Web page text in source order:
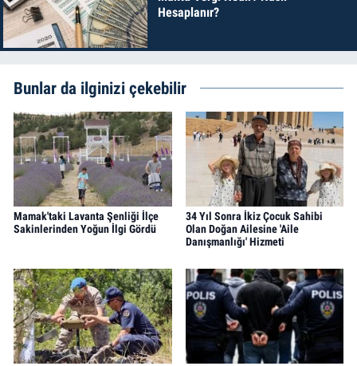
Hesaplanır?
Bunlar da ilginizi çekebilir
Mamak'taki Lavanta Şenliği İlçe
Sakinlerinden Yoğun İlgi Gördü
34 Yıl Sonra İkiz Çocuk Sahibi
Olan Doğan Ailesine 'Aile
Danışmanlığı' Hizmeti